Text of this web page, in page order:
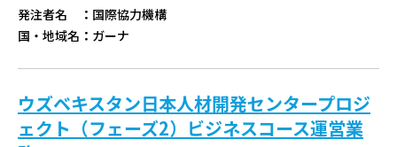
発注者名 ： 国際協力機構
国・地域名 ： ガーナ
ウズベキスタン日本人材開発センタープロジ
ェクト（フェーズ2）ビジネスコース運営業